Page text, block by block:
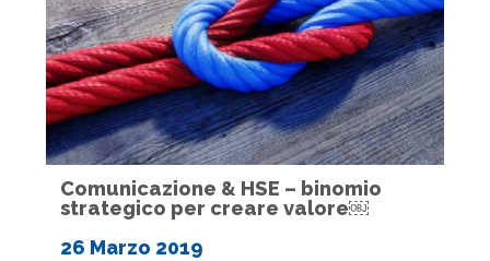
Comunicazione & HSE – binomio
strategico per creare valore￼
26 Marzo 2019